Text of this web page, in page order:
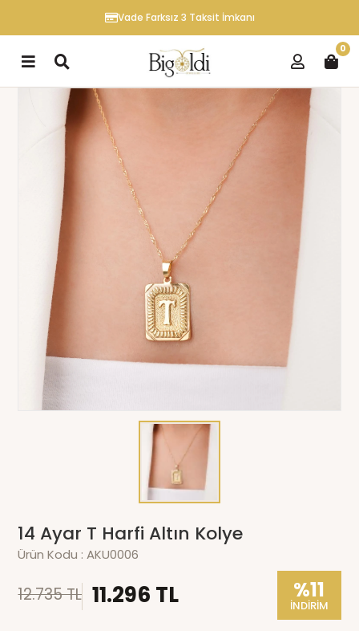
Vade Farksız 3 Taksit İmkanı
0
14 Ayar T Harfi Altın Kolye
Ürün Kodu :AKU0006
12.735 TL 11.296 TL %11
İNDİRİM